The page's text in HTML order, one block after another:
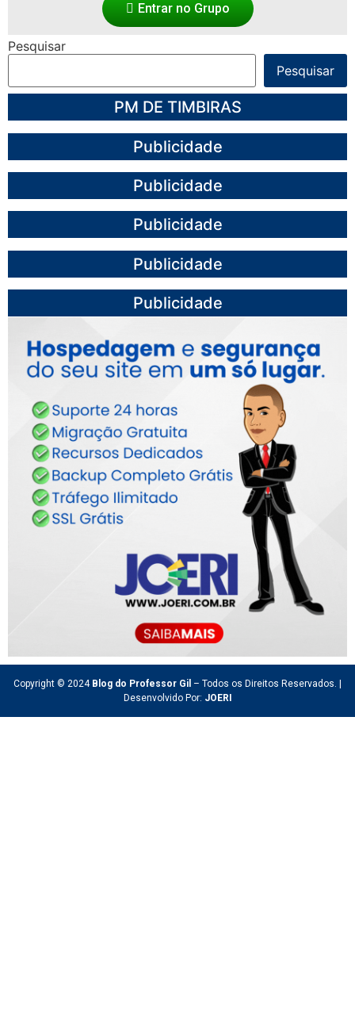
Entrar no Grupo
Pesquisar
Pesquisar
PM DE TIMBIRAS
Publicidade
Publicidade
Publicidade
Publicidade
Publicidade
Copyright © 2024 Blog do Professor Gil – Todos os Direitos Reservados. |
Desenvolvido Por: JOERI